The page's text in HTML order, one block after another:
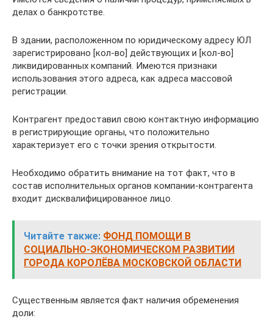
делах о банкротстве.
В здании, расположенном по юридическому адресу ЮЛ
зарегистрировано [кол-во] действующих и [кол-во]
ликвидированных компаний. Имеются признаки
использования этого адреса, как адреса массовой
регистрации.
Контрагент предоставил свою контактную информацию
в регистрирующие органы, что положительно
характеризует его с точки зрения открытости.
Необходимо обратить внимание на тот факт, что в
состав исполнительных органов компании-контрагента
входит дисквалифицированное лицо.
Читайте также: ФОНД ПОМОЩИ В
СОЦИАЛЬНО-ЭКОНОМИЧЕСКОМ РАЗВИТИИ
ГОРОДА КОРОЛЁВА МОСКОВСКОЙ ОБЛАСТИ
Существенным является факт наличия обременения
доли: